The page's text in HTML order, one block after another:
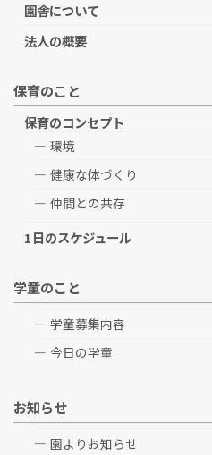
園舎について
法人の概要
保育のこと
保育のコンセプト
環境
健康な体づくり
仲間との共存
1日のスケジュール
学童のこと
学童募集内容
今日の学童
お知らせ
園よりお知らせ